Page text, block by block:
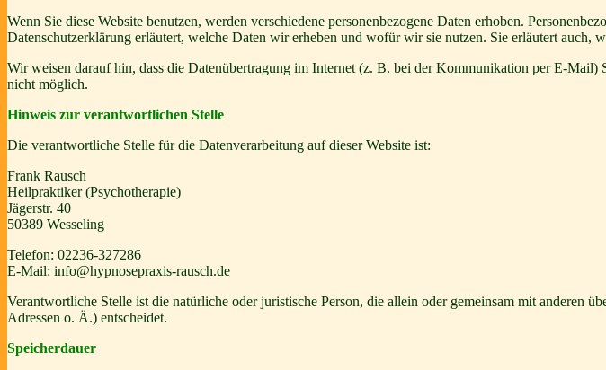
Wenn Sie diese Website benutzen, werden verschiedene personenbezogene Daten erhoben.
Datenschutzerklärung erläutert, welche Daten wir erheben und wofür wir sie nutzen. Sie erläutert auch,
Wir weisen darauf hin, dass die Datenübertragung im Internet (z. B. bei der Kommunikation per E-
nicht möglich.
Hinweis zur verantwortlichen Stelle
Die verantwortliche Stelle für die Datenverarbeitung auf dieser Website ist:
Frank Rausch
Heilpraktiker (Psychotherapie)
Jägerstr. 40
50389 Wesseling
Telefon: 02236-327286
E-Mail: info@hypnosepraxis-rausch.de
Verantwortliche Stelle ist die natürliche oder juristische Person, die allein oder gemeinsam mit anderen
Adressen o. Ä.) entscheidet.
Speicherdauer